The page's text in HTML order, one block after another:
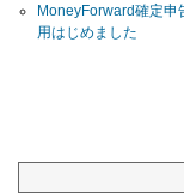
MoneyForward確定申
用はじめました